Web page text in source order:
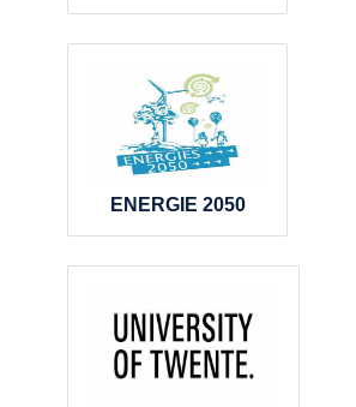
ENERGIE 2050